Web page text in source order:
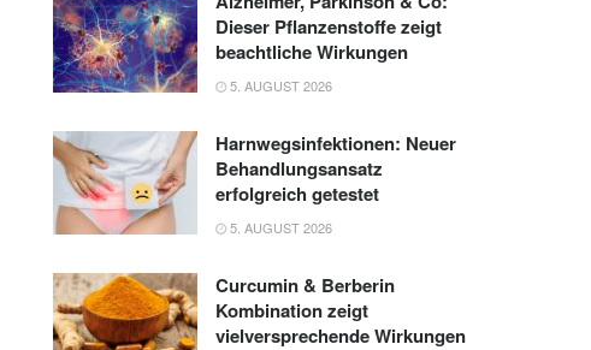
Dieser Pflanzenstoffe zeigt
beachtliche Wirkungen
5. AUGUST 2026
Harnwegsinfektionen: Neuer
Behandlungsansatz
erfolgreich getestet
5. AUGUST 2026
Curcumin & Berberin
Kombination zeigt
vielversprechende Wirkungen